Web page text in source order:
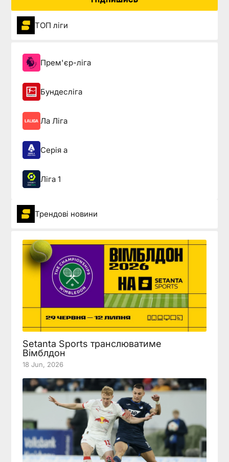
ТОП ліги
Прем'єр-ліга
Бундесліга
Ла Ліга
Серія а
Ліга 1
Трендові новини
Setanta Sports транслюватиме
Вімблдон
18 Jun, 2026